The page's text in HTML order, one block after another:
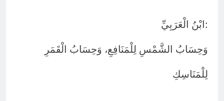
ابْنُ الْعَرَبِيِّ :
وَحِسَابُ الشَّمْسِ لِلْمَنَافِعِ، وَحِسَابُ الْقَمَرِ
لِلْمَنَاسِكِ